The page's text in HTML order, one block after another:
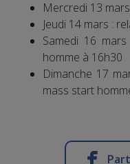
Mercredi 13
Jeudi 14 mars :
Samedi 16
homme à 16h30
Dimanche 17
mass start